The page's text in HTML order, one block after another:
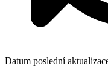
Datum poslední